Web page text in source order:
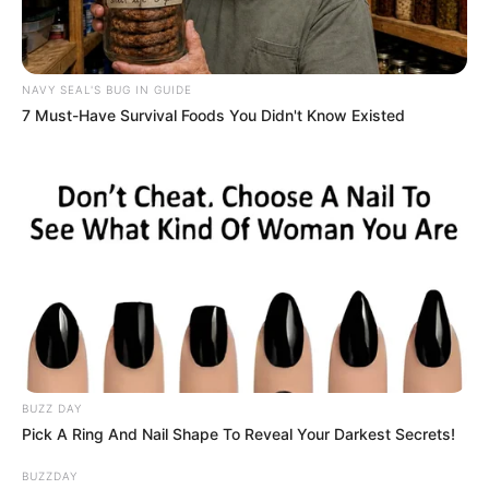
NAVY SEAL'S BUG IN GUIDE
7 Must-Have Survival Foods You Didn't Know Existed
BUZZ DAY
Pick A Ring And Nail Shape To Reveal Your Darkest Secrets!
BUZZDAY